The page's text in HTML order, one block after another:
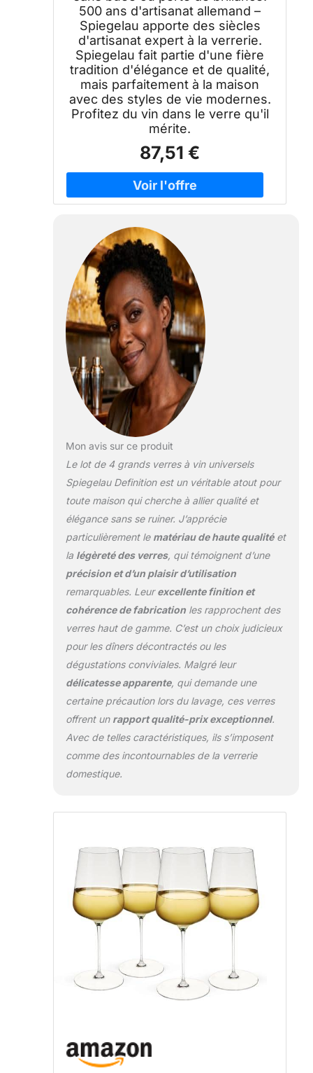
500 ans d'artisanat allemand –
Spiegelau apporte des siècles
d'artisanat expert à la verrerie.
Spiegelau fait partie d'une fière
tradition d'élégance et de qualité,
mais parfaitement à la maison
avec des styles de vie modernes.
Profitez du vin dans le verre qu'il
mérite.
87,51 €
Mon avis sur ce produit
Le lot de 4 grands verres à vin universels
Spiegelau Definition est un véritable atout pour
toute maison qui cherche à allier qualité et
élégance sans se ruiner. J’apprécie
particulièrement le matériau de haute qualitéet
la légèreté des verres, qui témoignent d’une
précision et d’un plaisir d’utilisation
remarquables. Leurexcellente finition et
cohérence de fabricationles rapprochent des
verres haut de gamme. C’est un choix judicieux
pour les dîners décontractés ou les
dégustations conviviales. Malgré leur
délicatesse apparente, qui demande une
certaine précaution lors du lavage, ces verres
offrent un rapport qualité-prix exceptionnel.
Avec de telles caractéristiques, ils s’imposent
comme des incontournables de la verrerie
domestique.